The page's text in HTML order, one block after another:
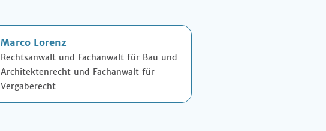
Marco Lorenz
Rechtsanwalt und Fachanwalt für Bau und
Architektenrecht und Fachanwalt für
Vergaberecht